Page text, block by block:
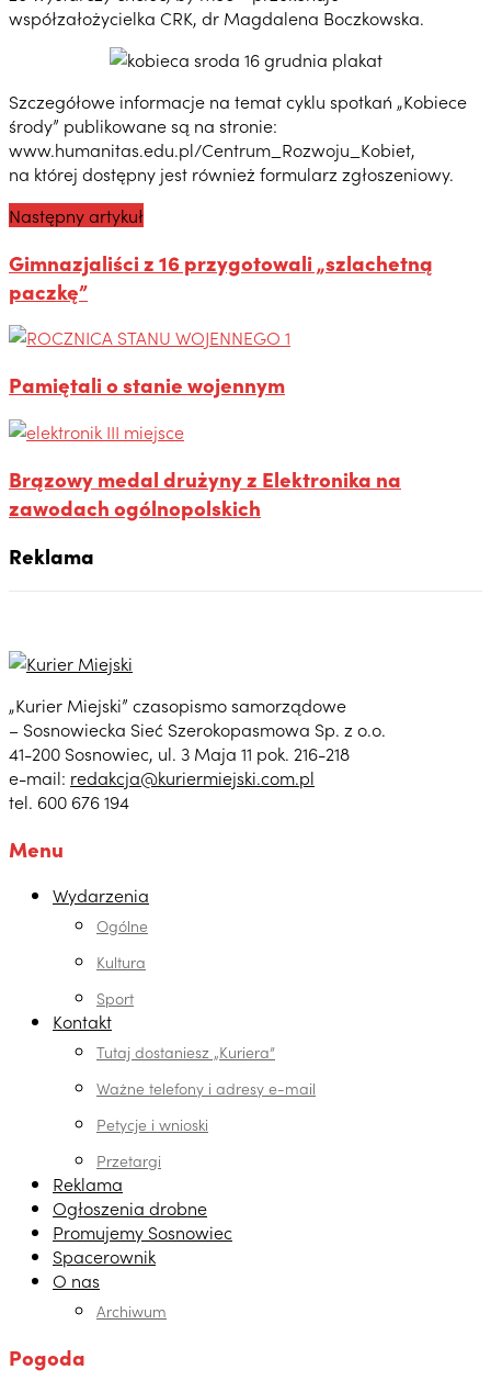
współzałożycielka CRK, dr Magdalena Boczkowska.
Szczegółowe informacje na temat cyklu spotkań „Kobiece
środy” publikowane są na stronie:
www.humanitas.edu.pl/Centrum_Rozwoju_Kobiet,
na której dostępny jest również formularz zgłoszeniowy.
Następny artykuł
Gimnazjaliści z 16 przygotowali „szlachetną
paczkę”
Pamiętali o stanie wojennym
Brązowy medal drużyny z Elektronika na
zawodach ogólnopolskich
Reklama
„Kurier Miejski” czasopismo samorządowe
– Sosnowiecka Sieć Szerokopasmowa Sp. z o.o.
41-200 Sosnowiec, ul. 3 Maja 11 pok. 216-218
e-mail: redakcja@kuriermiejski.com.pl
tel. 600 676 194
Menu
Wydarzenia
Ogólne
Kultura
Sport
Kontakt
Tutaj dostaniesz „Kuriera”
Ważne telefony i adresy e-mail
Petycje i wnioski
Przetargi
Reklama
Ogłoszenia drobne
Promujemy Sosnowiec
Spacerownik
O nas
Archiwum
Pogoda